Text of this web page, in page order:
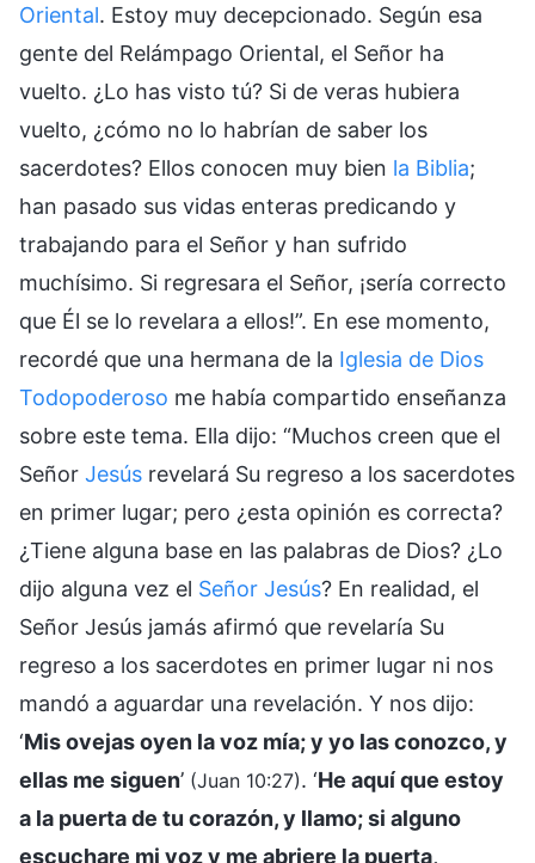
Oriental. Estoy muy decepcionado. Según esa
gente del Relámpago Oriental, el Señor ha
vuelto. ¿Lo has visto tú? Si de veras hubiera
vuelto, ¿cómo no lo habrían de saber los
sacerdotes? Ellos conocen muy bien la Biblia;
han pasado sus vidas enteras predicando y
trabajando para el Señor y han sufrido
muchísimo. Si regresara el Señor, ¡sería correcto
que Él se lo revelara a ellos!”. En ese momento,
recordé que una hermana de la Iglesia de Dios
Todopoderoso me había compartido enseñanza
sobre este tema. Ella dijo: “Muchos creen que el
Señor Jesús revelará Su regreso a los sacerdotes
en primer lugar; pero ¿esta opinión es correcta?
¿Tiene alguna base en las palabras de Dios? ¿Lo
dijo alguna vez el Señor Jesús? En realidad, el
Señor Jesús jamás afirmó que revelaría Su
regreso a los sacerdotes en primer lugar ni nos
mandó a aguardar una revelación. Y nos dijo:
‘Mis ovejas oyen la voz mía; y yo las conozco, y
ellas me siguen’ (Juan 10:27). ‘He aquí que estoy
a la puerta de tu corazón, y llamo; si alguno
escuchare mi voz y me abriere la puerta,